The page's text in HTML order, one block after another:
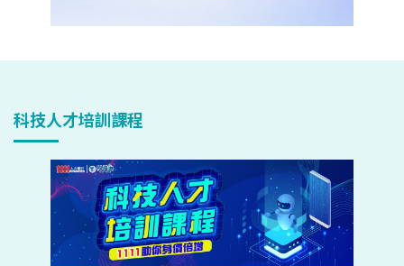
科技人才培訓課程